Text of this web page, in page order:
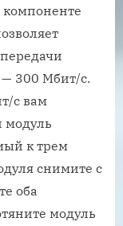
компоненте
300 Мбит/с.
с вам
модуль
к трем
снимите с
оба
модуль